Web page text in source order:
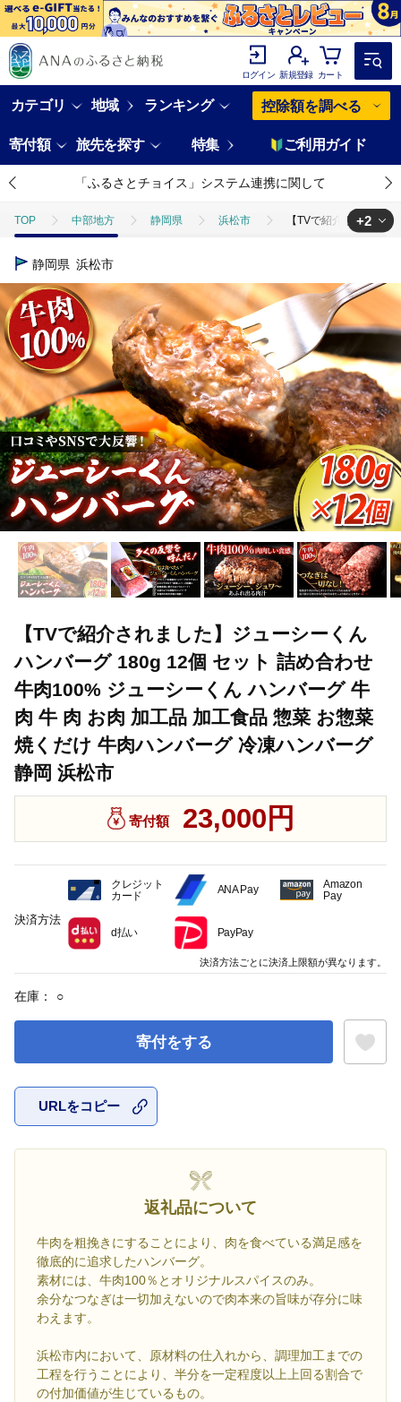
ログイン 新規登録 カート
カテゴリ 地域 ランキング 控除額を調べる
寄付額 旅先を探す 特集 ご利用ガイド
「ふるさとチョイス」システム連携に関して
TOP 中部地方 静岡県 浜松市 【TVで紹介されまし
TOP
TOP 加工食品 惣菜・レトルト 【TVで紹介されました】ジ
+2
静岡県 浜松市
【TVで紹介されました】ジューシーくん
ハンバーグ 180g 12個 セット 詰め合わせ
牛肉100% ジューシーくん ハンバーグ 牛
肉 牛 肉 お肉 加工品 加工食品 惣菜 お惣菜
焼くだけ 牛肉ハンバーグ 冷凍ハンバーグ
静岡 浜松市
寄付額 23,000円
在庫： ○
寄付をする
URLをコピー
返礼品について
牛肉を粗挽きにすることにより、肉を食べている満足感を
徹底的に追求したハンバーグ。
素材には、牛肉100％とオリジナルスパイスのみ。
余分なつなぎは一切加えないので肉本来の旨味が存分に味
わえます。
浜松市内において、原材料の仕入れから、調理加工までの
工程を行うことにより、半分を一定程度以上上回る割合で
の付加価値が生じているもの。
決済方法
クレジット
カード
ANA Pay
Amazon
Pay
d払い PayPay
決済方法ごとに決済上限額が異なります。